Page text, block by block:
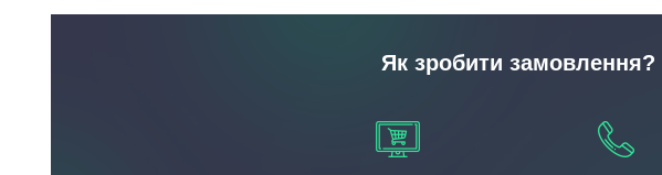
Як зробити замовлення?